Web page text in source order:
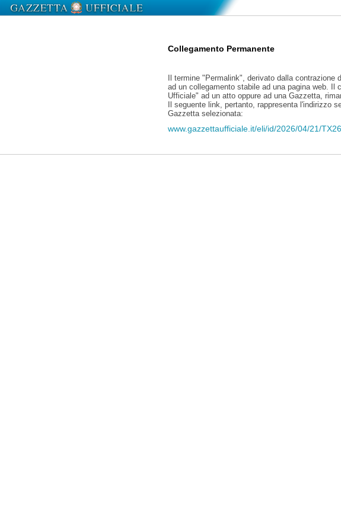
Collegamento Permanente
Il termine "Permalink", derivato dalla contrazione
ad un collegamento stabile ad una pagina web.
Ufficiale" ad un atto oppure ad una Gazzetta,
Il seguente link, pertanto, rappresenta l'indirizzo
Gazzetta selezionata:
www.gazzettaufficiale.it/eli/id/2026/04/21/